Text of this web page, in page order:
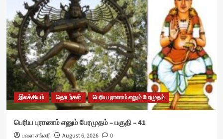
இலக்கியம் தொடர்கள் பெரிய புராணம் எனும் பேரமுதம்
பெரிய புராணம் எனும் பேரமுதம் – பகுதி – 41
பவள சங்கரி August 6, 2026 0